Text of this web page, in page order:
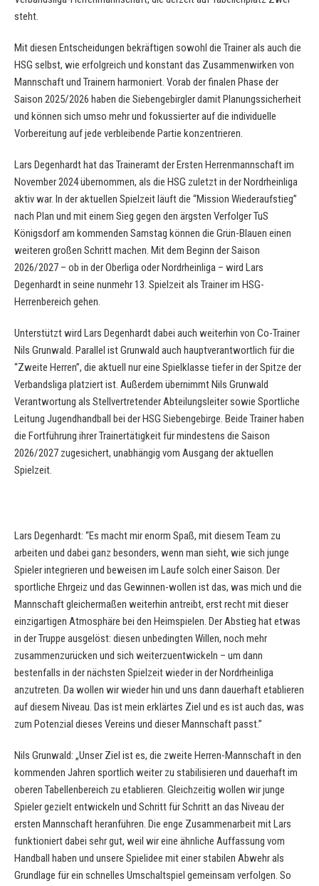
steht.
Mit diesen Entscheidungen bekräftigen sowohl die Trainer als auch die
HSG selbst, wie erfolgreich und konstant das Zusammenwirken von
Mannschaft und Trainern harmoniert. Vorab der finalen Phase der
Saison 2025/2026 haben die Siebengebirgler damit Planungssicherheit
und können sich umso mehr und fokussierter auf die individuelle
Vorbereitung auf jede verbleibende Partie konzentrieren.
Lars Degenhardt hat das Traineramt der Ersten Herrenmannschaft im
November 2024 übernommen, als die HSG zuletzt in der Nordrheinliga
aktiv war. In der aktuellen Spielzeit läuft die “Mission Wiederaufstieg”
nach Plan und mit einem Sieg gegen den ärgsten Verfolger TuS
Königsdorf am kommenden Samstag können die Grün-Blauen einen
weiteren großen Schritt machen. Mit dem Beginn der Saison
2026/2027 – ob in der Oberliga oder Nordrheinliga – wird Lars
Degenhardt in seine nunmehr 13. Spielzeit als Trainer im HSG-
Herrenbereich gehen.
Unterstützt wird Lars Degenhardt dabei auch weiterhin von Co-Trainer
Nils Grunwald. Parallel ist Grunwald auch hauptverantwortlich für die
“Zweite Herren”, die aktuell nur eine Spielklasse tiefer in der Spitze der
Verbandsliga platziert ist. Außerdem übernimmt Nils Grunwald
Verantwortung als Stellvertretender Abteilungsleiter sowie Sportliche
Leitung Jugendhandball bei der HSG Siebengebirge. Beide Trainer haben
die Fortführung ihrer Trainertätigkeit für mindestens die Saison
2026/2027 zugesichert, unabhängig vom Ausgang der aktuellen
Spielzeit.
Lars Degenhardt: “Es macht mir enorm Spaß, mit diesem Team zu
arbeiten und dabei ganz besonders, wenn man sieht, wie sich junge
Spieler integrieren und beweisen im Laufe solch einer Saison. Der
sportliche Ehrgeiz und das Gewinnen-wollen ist das, was mich und die
Mannschaft gleichermaßen weiterhin antreibt, erst recht mit dieser
einzigartigen Atmosphäre bei den Heimspielen. Der Abstieg hat etwas
in der Truppe ausgelöst: diesen unbedingten Willen, noch mehr
zusammenzurücken und sich weiterzuentwickeln – um dann
bestenfalls in der nächsten Spielzeit wieder in der Nordrheinliga
anzutreten. Da wollen wir wieder hin und uns dann dauerhaft etablieren
auf diesem Niveau. Das ist mein erklärtes Ziel und es ist auch das, was
zum Potenzial dieses Vereins und dieser Mannschaft passt.”
Nils Grunwald: „Unser Ziel ist es, die zweite Herren-Mannschaft in den
kommenden Jahren sportlich weiter zu stabilisieren und dauerhaft im
oberen Tabellenbereich zu etablieren. Gleichzeitig wollen wir junge
Spieler gezielt entwickeln und Schritt für Schritt an das Niveau der
ersten Mannschaft heranführen. Die enge Zusammenarbeit mit Lars
funktioniert dabei sehr gut, weil wir eine ähnliche Auffassung vom
Handball haben und unsere Spielidee mit einer stabilen Abwehr als
Grundlage für ein schnelles Umschaltspiel gemeinsam verfolgen. So